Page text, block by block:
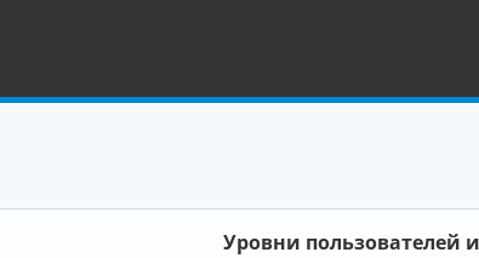
Уровни пользователей